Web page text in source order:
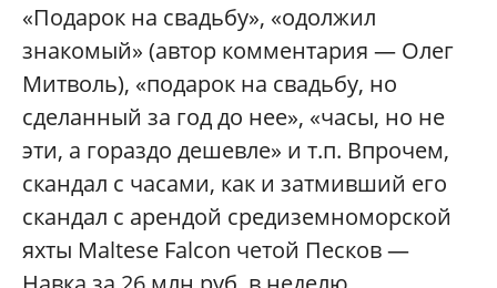
«Подарок на свадьбу», «одолжил
знакомый» (автор комментария — Олег
Митволь), «подарок на свадьбу, но
сделанный за год до нее», «часы, но не
эти, а гораздо дешевле» и т.п. Впрочем,
скандал с часами, как и затмивший его
скандал с арендой средиземноморской
яхты Maltese Falcon четой Песков —